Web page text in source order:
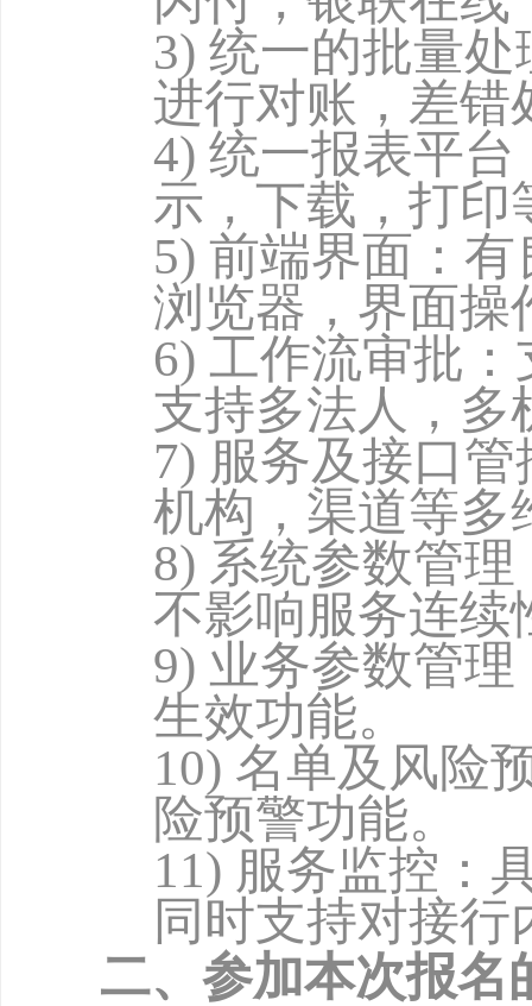
3) 统一的批量
进行对账，差错
4) 统一报表平
示，下载，打印
5) 前端界面：
浏览器，界面操
6) 工作流审批
支持多法人，多
7) 服务及接口
机构，渠道等多
8) 系统参数管
不影响服务连续
9) 业务参数管
生效功能。
10) 名单及风险
险预警功能。
11) 服务监控：
同时支持对接
二、参加本次报名